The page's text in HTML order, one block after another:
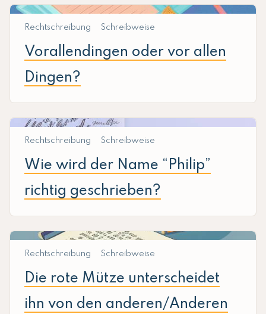
Rechtschreibung Schreibweise
Vorallendingen oder vor allen
Dingen?
Rechtschreibung Schreibweise
Wie wird der Name “Philip”
richtig geschrieben?
Rechtschreibung Schreibweise
Die rote Mütze unterscheidet
ihn von den anderen/Anderen